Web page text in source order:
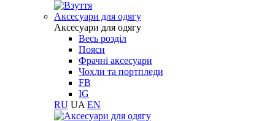
Aксесуари для одягу
Aксесуари для одягу
Весь розділ
Пояси
Фрачні аксесуари
Чохли та портпледи
FB
IG
RU UA EN